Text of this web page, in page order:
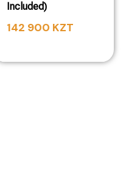
Included)
142 900 KZT